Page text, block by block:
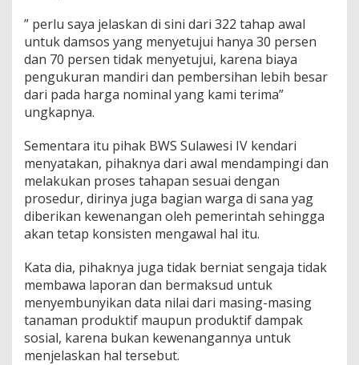
” perlu saya jelaskan di sini dari 322 tahap awal
untuk damsos yang menyetujui hanya 30 persen
dan 70 persen tidak menyetujui, karena biaya
pengukuran mandiri dan pembersihan lebih besar
dari pada harga nominal yang kami terima”
ungkapnya.
Sementara itu pihak BWS Sulawesi IV kendari
menyatakan, pihaknya dari awal mendampingi dan
melakukan proses tahapan sesuai dengan
prosedur, dirinya juga bagian warga di sana yag
diberikan kewenangan oleh pemerintah sehingga
akan tetap konsisten mengawal hal itu.
Kata dia, pihaknya juga tidak berniat sengaja tidak
membawa laporan dan bermaksud untuk
menyembunyikan data nilai dari masing-masing
tanaman produktif maupun produktif dampak
sosial, karena bukan kewenangannya untuk
menjelaskan hal tersebut.